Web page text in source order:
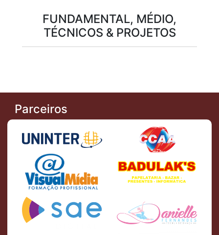
FUNDAMENTAL, MÉDIO,
TÉCNICOS & PROJETOS
Parceiros